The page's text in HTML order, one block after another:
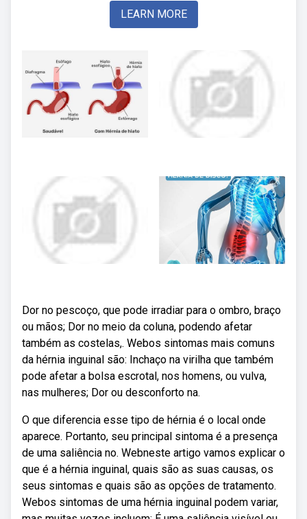
LEARN MORE
Dor no pescoço, que pode irradiar para o ombro, braço
ou mãos; Dor no meio da coluna, podendo afetar
também as costelas,. Webos sintomas mais comuns
da hérnia inguinal são: Inchaço na virilha que também
pode afetar a bolsa escrotal, nos homens, ou vulva,
nas mulheres; Dor ou desconforto na.
O que diferencia esse tipo de hérnia é o local onde
aparece. Portanto, seu principal sintoma é a presença
de uma saliência no. Webneste artigo vamos explicar o
que é a hérnia inguinal, quais são as suas causas, os
seus sintomas e quais são as opções de tratamento.
Webos sintomas de uma hérnia inguinal podem variar,